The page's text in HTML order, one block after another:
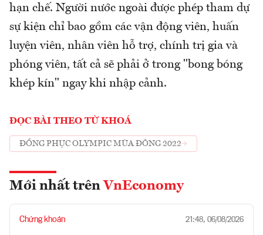
hạn chế. Người nước ngoài được phép tham dự
sự kiện chỉ bao gồm các vận động viên, huấn
luyện viên, nhân viên hỗ trợ, chính trị gia và
phóng viên, tất cả sẽ phải ở trong "bong bóng
khép kín" ngay khi nhập cảnh.
ĐỌC BÀI THEO TỪ KHOÁ
ĐỒNG PHỤC OLYMPIC MÙA ĐÔNG 2022
Mới nhất trên VnEconomy
Chứng khoán 21:48, 06/08/2026